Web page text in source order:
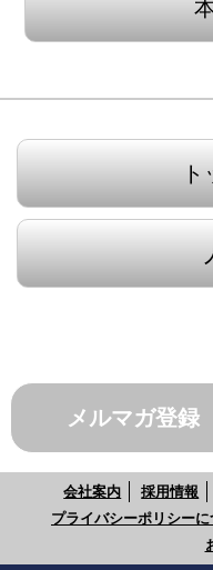
メルマガ登録
会社案内 採用情報
プライバシーポリシーに